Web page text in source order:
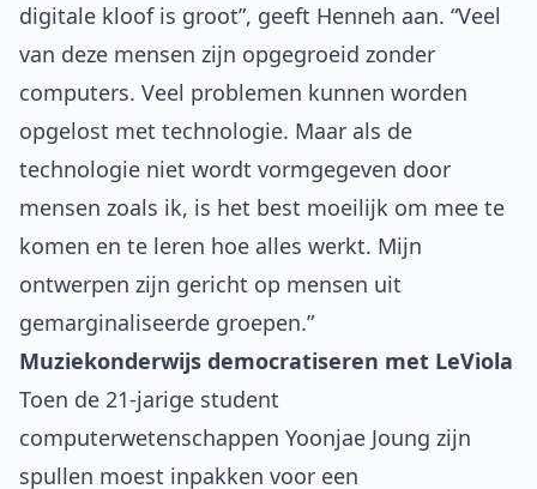
digitale kloof is groot”, geeft Henneh aan. “Veel
van deze mensen zijn opgegroeid zonder
computers. Veel problemen kunnen worden
opgelost met technologie. Maar als de
technologie niet wordt vormgegeven door
mensen zoals ik, is het best moeilijk om mee te
komen en te leren hoe alles werkt. Mijn
ontwerpen zijn gericht op mensen uit
gemarginaliseerde groepen.”
Muziekonderwijs democratiseren met LeViola
Toen de 21-jarige student
computerwetenschappen Yoonjae Joung zijn
spullen moest inpakken voor een